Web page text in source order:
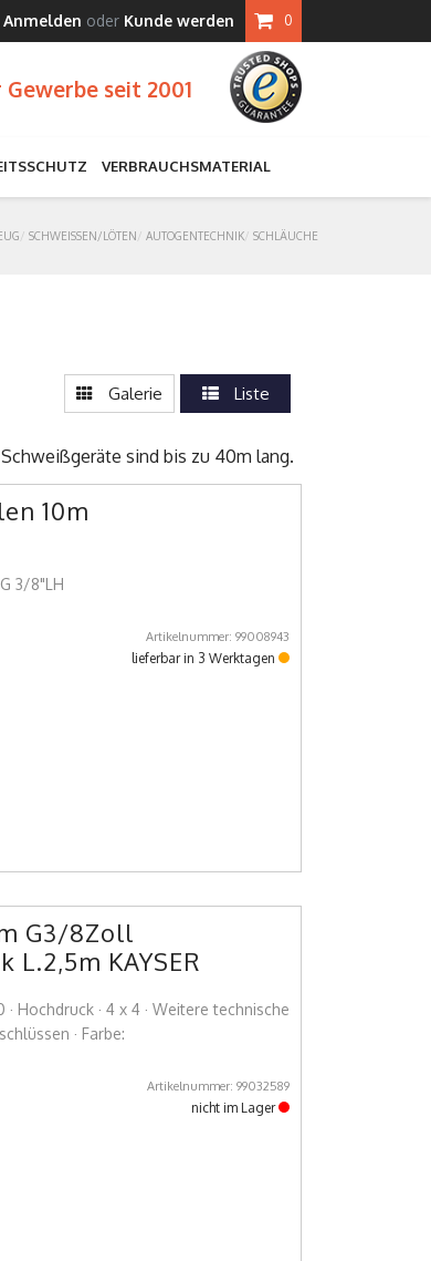
Anmelden oder Kunde werden 0
seit 2001
VERBRAUCHSMATERIAL
SCHWEISSEN/LÖTEN AUTOGENTECHNIK SCHLÄUCHE
Galerie Liste
sind bis zu 40m lang.
10m
3/8"LH
Artikelnummer: 99008943
lieferbar in 3 Werktagen
G3/8Zoll
KAYSER
Hochdruck · 4 x 4 · Weitere technische
· Farbe:
Artikelnummer: 99032589
nicht im Lager